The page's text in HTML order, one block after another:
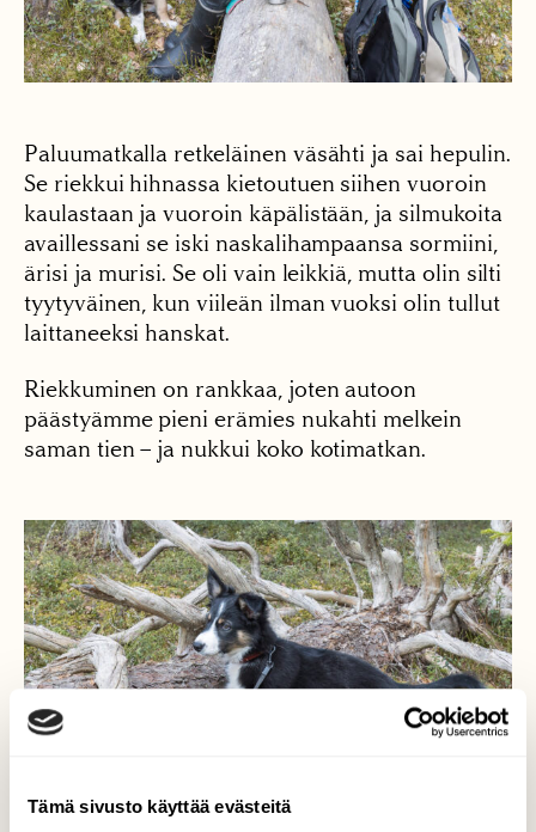
Tämä sivusto käyttää evästeitä
Paluumatkalla retkeläinen väsähti ja sai hepulin.
Se riekkui hihnassa kietoutuen siihen vuoroin
kaulastaan ja vuoroin käpälistään, ja silmukoita
availlessani se iski naskalihampaansa sormiini,
ärisi ja murisi. Se oli vain leikkiä, mutta olin silti
tyytyväinen, kun viileän ilman vuoksi olin tullut
laittaneeksi hanskat.
Riekkuminen on rankkaa, joten autoon
päästyämme pieni erämies nukahti melkein
saman tien – ja nukkui koko kotimatkan.